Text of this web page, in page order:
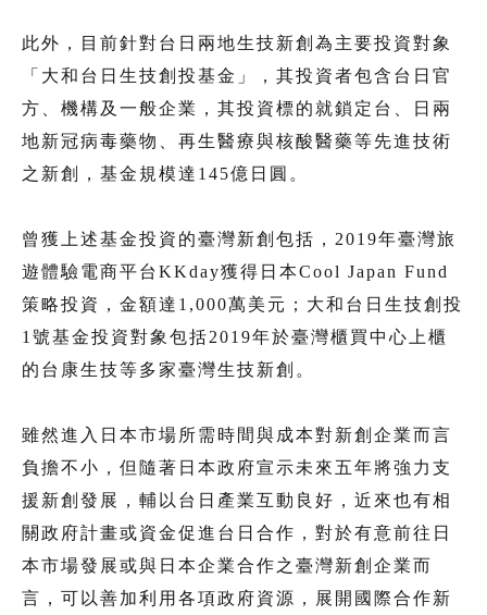
此外，目前針對台日兩地生技新創為主要投資對象
「大和台日生技創投基金」，其投資者包含台日官
方、機構及一般企業，其投資標的就鎖定台、日兩
地新冠病毒藥物、再生醫療與核酸醫藥等先進技術
之新創，基金規模達145億日圓。
曾獲上述基金投資的臺灣新創包括，2019年臺灣旅
遊體驗電商平台KKday獲得日本Cool Japan Fund
策略投資，金額達1,000萬美元；大和台日生技創投
1號基金投資對象包括2019年於臺灣櫃買中心上櫃
的台康生技等多家臺灣生技新創。
雖然進入日本市場所需時間與成本對新創企業而言
負擔不小，但隨著日本政府宣示未來五年將強力支
援新創發展，輔以台日產業互動良好，近來也有相
關政府計畫或資金促進台日合作，對於有意前往日
本市場發展或與日本企業合作之臺灣新創企業而
言，可以善加利用各項政府資源，展開國際合作新